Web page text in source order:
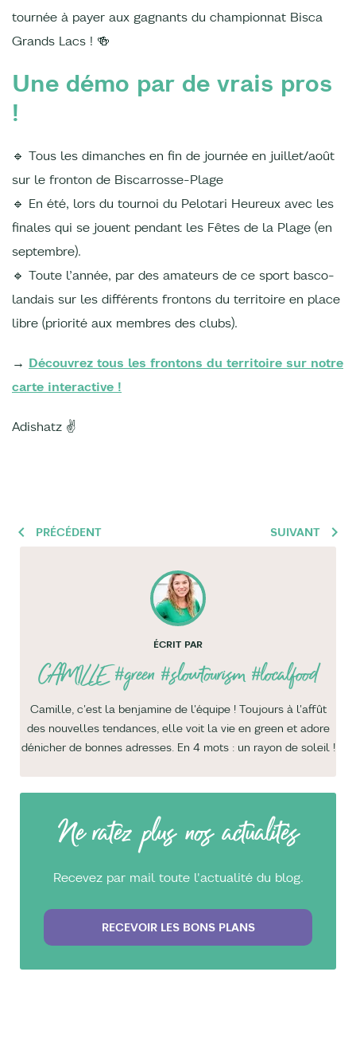
tournée à payer aux gagnants du championnat Bisca
Grands Lacs ! 🍻
Une démo par de vrais pros
!
🔹 Tous les dimanches en fin de journée en juillet/août
sur le fronton de Biscarrosse-Plage
🔹 En été, lors du tournoi du Pelotari Heureux avec les
finales qui se jouent pendant les Fêtes de la Plage (en
septembre).
🔹 Toute l’année, par des amateurs de ce sport basco-
landais sur les différents frontons du territoire en place
libre (priorité aux membres des clubs).
→ Découvrez tous les frontons du territoire sur notre
carte interactive !
Adishatz ✌️
PRÉCÉDENT SUIVANT
ÉCRIT PAR
CAMILLE#green #slowtourism #localfood
Camille, c'est la benjamine de l'équipe ! Toujours à l'affût
des nouvelles tendances, elle voit la vie en green et adore
dénicher de bonnes adresses. En 4 mots : un rayon de soleil !
Ne ratez plus nos actualités
Recevez par mail toute l'actualité du blog.
RECEVOIR LES BONS PLANS